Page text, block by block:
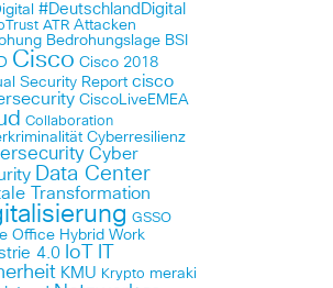
#DeutschlandDigital
ATR Attacken
Bedrohungslage BSI
Cisco Cisco 2018
Security Report cisco
CiscoLiveEMEA
Collaboration
Cyberresilienz
Cyber
Data Center
Transformation
GSSO
Office Hybrid Work
4.0 IoT
KMU Krypto meraki